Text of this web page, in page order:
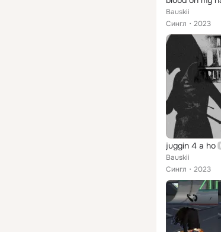
Bauskii
Сингл
2023
juggin 4 a ho
Bauskii
Сингл
2023